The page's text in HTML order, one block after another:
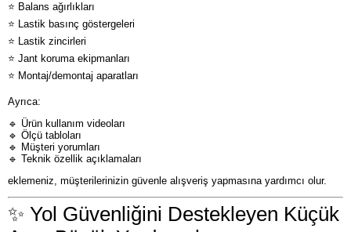
⭐ Balans ağırlıkları
⭐ Lastik basınç göstergeleri
⭐ Lastik zincirleri
⭐ Jant koruma ekipmanları
⭐ Montaj/demontaj aparatları
Ayrıca:
🔹 Ürün kullanım videoları
🔹 Ölçü tabloları
🔹 Müşteri yorumları
🔹 Teknik özellik açıklamaları
eklemeniz, müşterilerinizin güvenle alışveriş yapmasına yardımcı olur.
✨ Yol Güvenliğini Destekleyen Küçük